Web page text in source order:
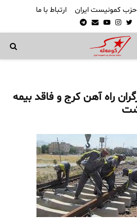
کمونیست ایران ارتباط با ما
Twitter
Instagram
Youtube
Email
Telegram
راه آهن کرج و فاقد بیمه